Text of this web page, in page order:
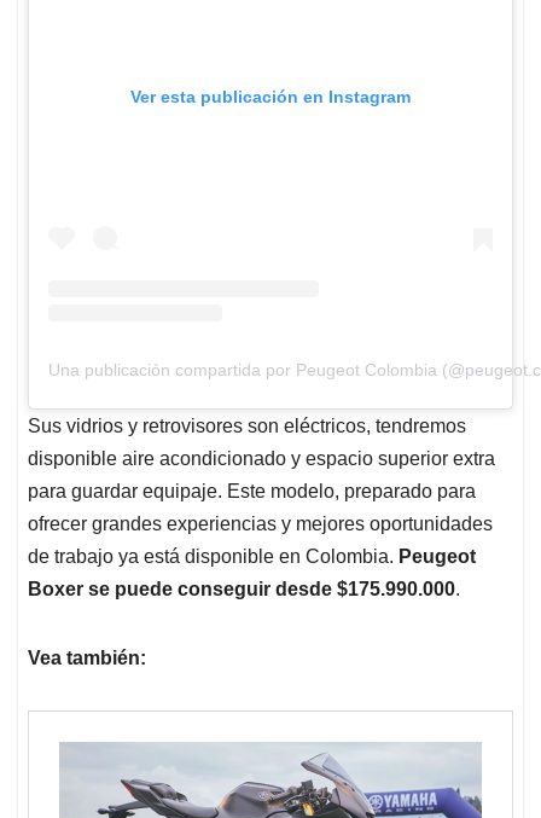
Ver esta publicación en Instagram
Una publicación compartida por Peugeot Colombia
Sus vidrios y retrovisores son eléctricos, tendremos
disponible aire acondicionado y espacio superior extra
para guardar equipaje. Este modelo, preparado para
ofrecer grandes experiencias y mejores oportunidades
de trabajo ya está disponible en Colombia. Peugeot
Boxer se puede conseguir desde $175.990.000.
Vea también: